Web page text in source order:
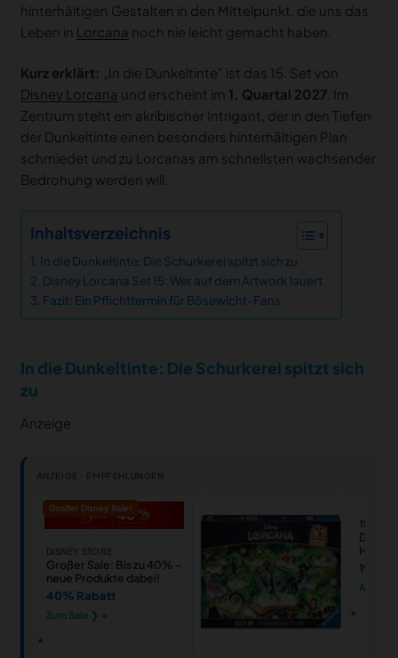
hinterhältigen Gestalten in den Mittelpunkt, die uns das
Leben in
Lorcana noch nie leicht gemacht haben.
Kurz erklärt: „In die Dunkeltinte” ist das 15. Set von
Disney Lorcana und erscheint im 1. Quartal 2027. Im
Zentrum steht ein akribischer Intrigant, der in den Tiefen
der Dunkeltinte einen besonders hinterhältigen Plan
schmiedet und zu Lorcanas am schnellsten wachsender
Bedrohung werden will.
Inhaltsverzeichnis
In die Dunkeltinte: Die Schurkerei spitzt sich zu
Disney Lorcana Set 15: Wer auf dem Artwork lauert
Fazit: Ein Pflichttermin für Bösewicht-Fans
In die Dunkeltinte: Die Schurkerei spitzt sich
zu
Anzeige
ANZEIGE · EMPFEHLUNGEN
Großer Disney Sale!
DISNEY STORE
Großer Sale: Bis zu 40% –
neue Produkte dabei!
40% Rabatt
Zum Sale ❯ →
Disney
19,99 €